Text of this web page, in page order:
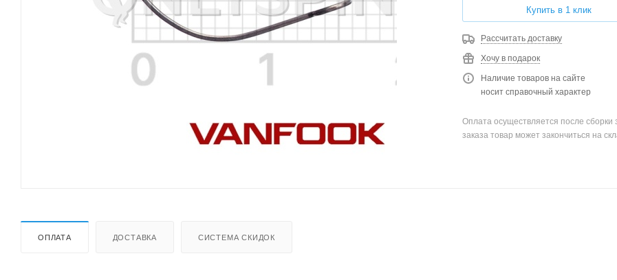
Купить в 1 клик
Рассчитать доставку
Хочу в подарок
Наличие товаров на сайте
носит справочный характер
Оплата осуществляется после
заказа товар может закончиться на
ОПЛАТА ДОСТАВКА СИСТЕМА СКИДОК